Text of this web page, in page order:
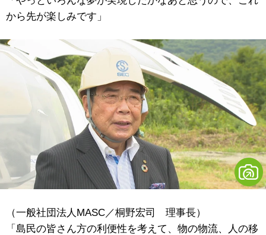
から先が楽しみです」
（一般社団法人MASC／桐野宏司 理事長）
「島民の皆さん方の利便性を考えて、物の物流、人の移